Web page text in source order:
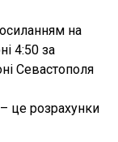
на
4:50 за
Севастополя
це розрахунки